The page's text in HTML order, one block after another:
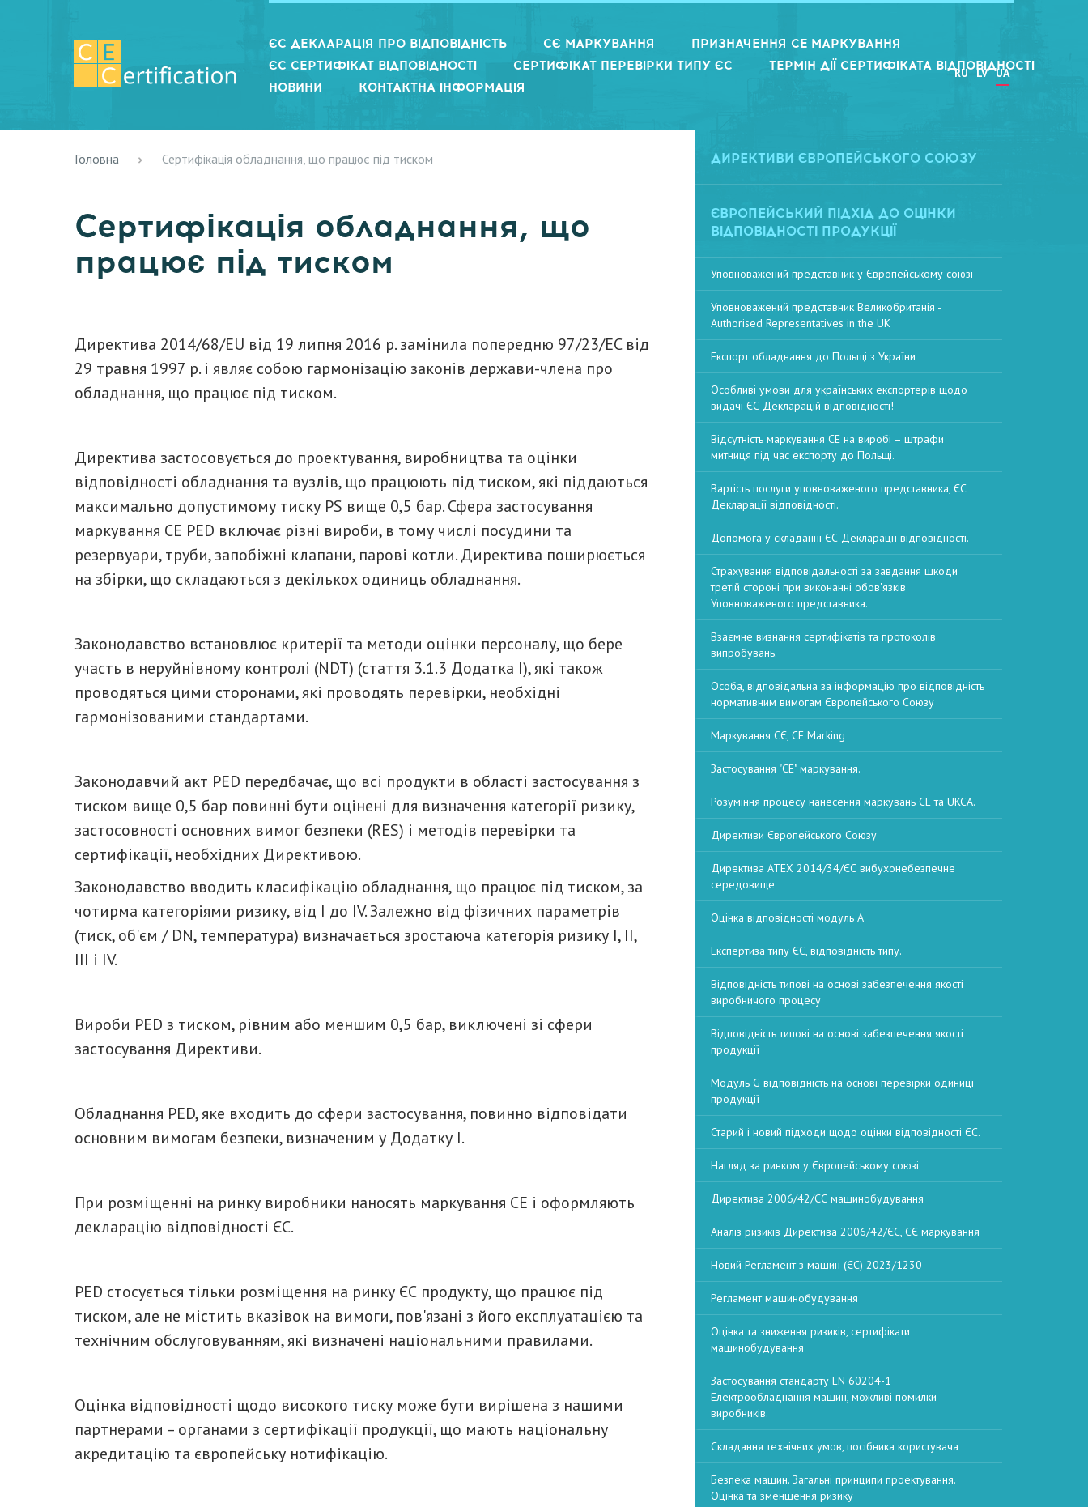
RU LV UA
ЄС ДЕКЛАРАЦІЯ ПРО ВІДПОВІДНІСТЬ СЄ МАРКУВАННЯ
ПРИЗНАЧЕННЯ CE МАРКУВАННЯ
ЄС СЕРТИФІКАТ ВІДПОВІДНОСТІ
СЕРТИФІКАТ ПЕРЕВІРКИ ТИПУ ЄС
ТЕРМІН ДІЇ СЕРТИФІКАТА ВІДПОВІДНОСТІ
НОВИНИ
КОНТАКТНА ІНФОРМАЦІЯ
Головна Сертифікація обладнання, що працює під тиском
Сертифікація обладнання, що
працює під тиском
Директива 2014/68/EU від 19 липня 2016 р. замінила попередню 97/23/EC від
29 травня 1997 р. і являє собою гармонізацію законів держави-члена про
обладнання, що працює під тиском.
Директива застосовується до проектування, виробництва та оцінки
відповідності обладнання та вузлів, що працюють під тиском, які піддаються
максимально допустимому тиску PS вище 0,5 бар. Сфера застосування
маркування CE PED включає різні вироби, в тому числі посудини та
резервуари, труби, запобіжні клапани, парові котли. Директива поширюється
на збірки, що складаються з декількох одиниць обладнання.
Законодавство встановлює критерії та методи оцінки персоналу, що бере
участь в неруйнівному контролі (NDT) (стаття 3.1.3 Додатка I), які також
проводяться цими сторонами, які проводять перевірки, необхідні
гармонізованими стандартами.
Законодавчий акт PED передбачає, що всі продукти в області застосування з
тиском вище 0,5 бар повинні бути оцінені для визначення категорії ризику,
застосовності основних вимог безпеки (RES) і методів перевірки та
сертифікації, необхідних Директивою.
Законодавство вводить класифікацію обладнання, що працює під тиском, за
чотирма категоріями ризику, від I до IV. Залежно від фізичних параметрів
(тиск, об'єм / DN, температура) визначається зростаюча категорія ризику I, II,
III і IV.
Вироби PED з тиском, рівним або меншим 0,5 бар, виключені зі сфери
застосування Директиви.
Обладнання PED, яке входить до сфери застосування, повинно відповідати
основним вимогам безпеки, визначеним у Додатку I.
При розміщенні на ринку виробники наносять маркування СЕ і оформляють
декларацію відповідності ЄС.
PED стосується тільки розміщення на ринку ЄС продукту, що працює під
тиском, але не містить вказівок на вимоги, пов'язані з його експлуатацією та
технічним обслуговуванням, які визначені національними правилами.
Оцінка відповідності щодо високого тиску може бути вирішена з нашими
партнерами – органами з сертифікації продукції, що мають національну
акредитацію та європейську нотифікацію.
ДИРЕКТИВИ ЄВРОПЕЙСЬКОГО СОЮЗУ
ЄВРОПЕЙСЬКИЙ ПІДХІД ДО ОЦІНКИ
ВІДПОВІДНОСТІ ПРОДУКЦІЇ
Уповноважений представник у Європейському союзі
Уповноважений представник Великобританія -
Authorised Representatives in the UK
Експорт обладнання до Польщі з України
Особливі умови для українських експортерів щодо
видачі ЄС Декларацій відповідності!
Відсутність маркування CE на виробі – штрафи
митниця під час експорту до Польщі.
Вартість послуги уповноваженого представника, ЄС
Декларації відповідності.
Допомога у складанні ЄС Декларації відповідності.
Страхування відповідальності за завдання шкоди
третій стороні при виконанні обов'язків
Уповноваженого представника.
Взаємне визнання сертифікатів та протоколів
випробувань.
Особа, відповідальна за інформацію про відповідність
нормативним вимогам Європейського Союзу
Маркування СЄ, CE Marking
Застосування "CE" маркування.
Розуміння процесу нанесення маркувань CE та UKCA.
Директиви Європейського Союзу
Директива ATEX 2014/34/ЄС вибухонебезпечне
середовище
Оцінка відповідності модуль А
Експертиза типу ЄС, відповідність типу.
Відповідність типові на основі забезпечення якості
виробничого процесу
Відповідність типові на основі забезпечення якості
продукції
Модуль G відповідність на основі перевірки одиниці
продукції
Старий і новий підходи щодо оцінки відповідності ЄС.
Нагляд за ринком у Європейському союзі
Директива 2006/42/ЄС машинобудування
Аналіз ризиків Директива 2006/42/ЄС, СЄ маркування
Новий Регламент з машин (ЄС) 2023/1230
Регламент машинобудування
Оцінка та зниження ризиків, сертифікати
машинобудування
Застосування стандарту EN 60204-1
Електрообладнання машин, можливі помилки
виробників.
Складання технічних умов, посібника користувача
Безпека машин. Загальні принципи проектування.
Оцінка та зменшення ризику